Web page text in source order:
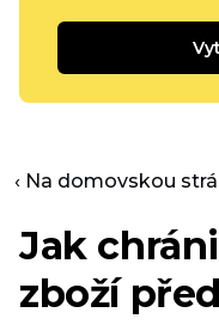
‹ Na domovskou
Jak
zboží